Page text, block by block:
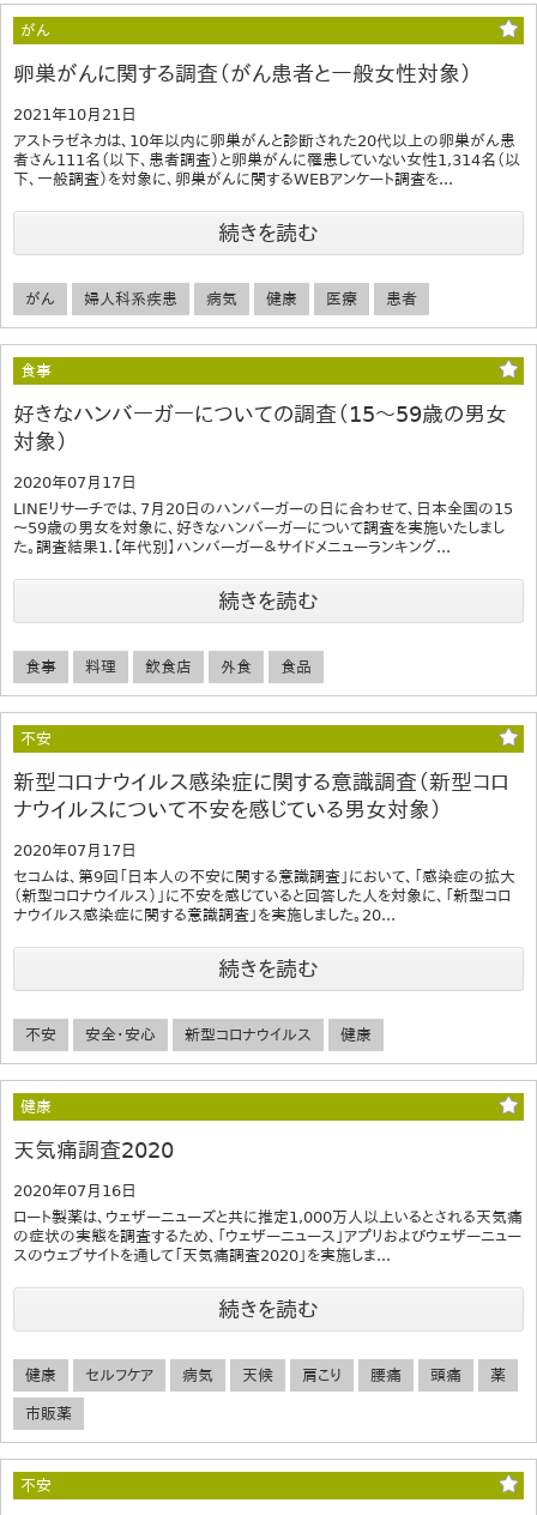
がん
卵巣がんに関する調査（がん患者と一般女性対象）
2021年10月21日
アストラゼネカは、10年以内に卵巣がんと診断された20代以上の卵巣がん患
者さん111名（以下、患者調査）と卵巣がんに罹患していない女性1,314名（以
下、一般調査）を対象に、卵巣がんに関するWEBアンケート調査を...
続きを読む
がん 婦人科系疾患 病気 健康 医療 患者
食事
好きなハンバーガーについての調査（15～59歳の男女
対象）
2020年07月17日
LINEリサーチでは、7月20日のハンバーガーの日に合わせて、日本全国の15
～59歳の男女を対象に、好きなハンバーガーについて調査を実施いたしまし
た。調査結果1.【年代別】ハンバーガー＆サイドメニューランキング...
続きを読む
食事 料理 飲食店 外食 食品
不安
新型コロナウイルス感染症に関する意識調査（新型コロ
ナウイルスについて不安を感じている男女対象）
2020年07月17日
セコムは、第9回「日本人の不安に関する意識調査」において、「感染症の拡大
（新型コロナウイルス）」に不安を感じていると回答した人を対象に、「新型コロ
ナウイルス感染症に関する意識調査」を実施しました。20...
続きを読む
不安 安全・安心 新型コロナウイルス 健康
健康
天気痛調査2020
2020年07月16日
ロート製薬は、ウェザーニューズと共に推定1,000万人以上いるとされる天気痛
の症状の実態を調査するため、「ウェザーニュース」アプリおよびウェザーニュー
スのウェブサイトを通して「天気痛調査2020」を実施しま...
続きを読む
健康 セルフケア 病気 天候 肩こり 腰痛 頭痛 薬
市販薬
不安